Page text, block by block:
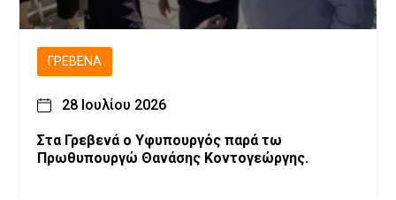
ΓΡΕΒΕΝΆ
28 Ιουλίου 2026
Στα Γρεβενά ο Υφυπουργός παρά τω
Πρωθυπουργώ Θανάσης Κοντογεώργης.